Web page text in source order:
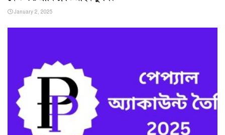
January 2, 2025